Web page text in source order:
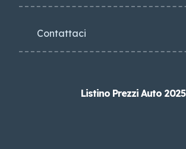
Contattaci
Listino Prezzi Auto 2025